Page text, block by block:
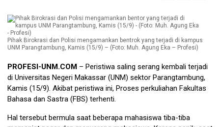
Pihak Birokrasi dan Polisi mengamankan bentrok yang terjadi di kampus
UNM Parangtambung, Kamis (15/9) – (Foto: Muh. Agung Eka – Profesi)
PROFESI-UNM.COM – Peristiwa saling serang kembali terjadi
di Universitas Negeri Makassar (UNM) sektor Parangtambung,
Kamis (15/9). Akibat peristiwa ini, Proses perkuliahan Fakultas
Bahasa dan Sastra (FBS) terhenti.
Hal tersebut bermula saat beberapa mahasiswa tiba-tiba